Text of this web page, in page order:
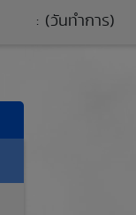
: (วันทำการ)